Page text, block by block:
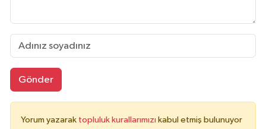
Gönder
Yorum yazarak topluluk kurallarımızı kabul etmiş bulunuyor